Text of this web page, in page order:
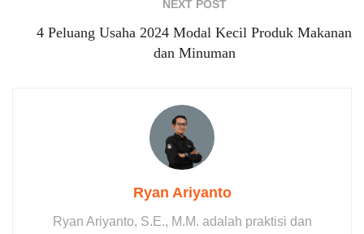
NEXT POST
4 Peluang Usaha 2024 Modal Kecil Produk Makanan
dan Minuman
Ryan Ariyanto
Ryan Ariyanto, S.E., M.M. adalah praktisi dan